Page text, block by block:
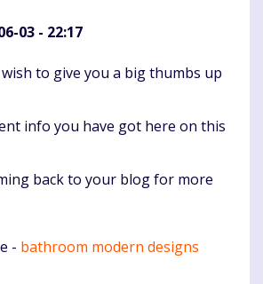
03 - 22:17
wish to give you a big thumbs up
info you have got here on this
back to your blog for more
- bathroom modern designs